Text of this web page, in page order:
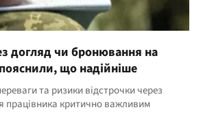
догляд чи бронювання на
що надійніше
та ризики відстрочки через
працівника критично важливим